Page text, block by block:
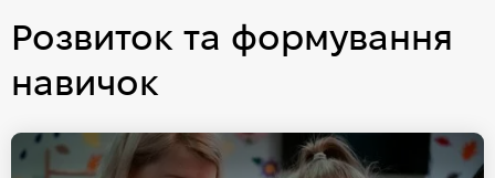
Розвиток та формування
навичок